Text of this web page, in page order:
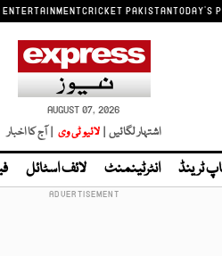
CRICKET PAKISTANTODAY'S
AUGUST 07, 2026
اشتہار لگائیں | لائیو ٹی وی | آج کا اخبار
ٹرینڈ انٹرٹینمنٹ لائف اسٹائل